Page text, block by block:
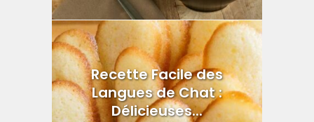
Recette Facile des
Langues de Chat :
Délicieuses...